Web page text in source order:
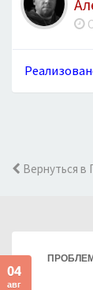
Вернуться
04
авг